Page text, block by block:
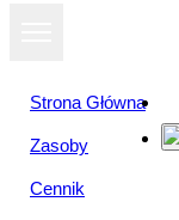
Strona Główna
Zasoby
Cennik